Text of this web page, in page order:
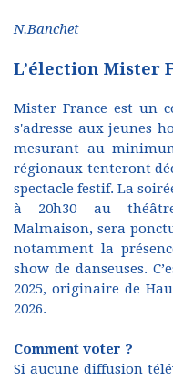
N.Banchet
L’élection Mister
Mister France est un
s'adresse aux jeunes
mesurant au
régionaux tenteront
spectacle festif. La
à 20h30 au
Malmaison, sera
notamment la
show de danseuses.
2025, originaire de
2026.
Comment voter ?
Si aucune diffusion